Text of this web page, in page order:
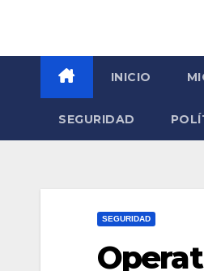
INICIO
SEGURIDAD
SEGURIDAD